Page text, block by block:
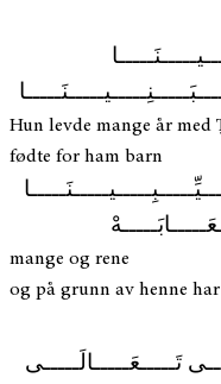
Hun levde mange år med
fødte for ham barn
mange og rene
og på grunn av henne
تَـــــعَـــــالَـــــى